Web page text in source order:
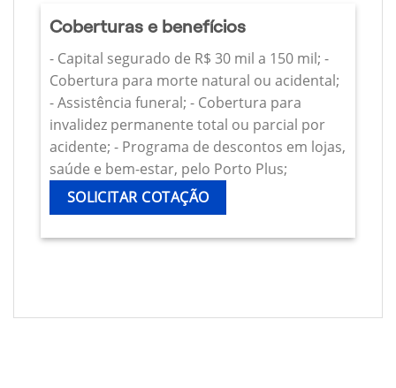
Coberturas e benefícios
- Capital segurado de R$ 30 mil a 150 mil; -
Cobertura para morte natural ou acidental;
- Assistência funeral; - Cobertura para
invalidez permanente total ou parcial por
acidente; - Programa de descontos em lojas,
saúde e bem-estar, pelo Porto Plus;
SOLICITAR COTAÇÃO